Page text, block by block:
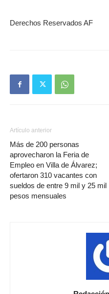
Derechos Reservados AF
Artículo anterior
Más de 200 personas
aprovecharon la Feria de
Empleo en Villa de Álvarez;
ofertaron 310 vacantes con
sueldos de entre 9 mil y 25 mil
pesos mensuales